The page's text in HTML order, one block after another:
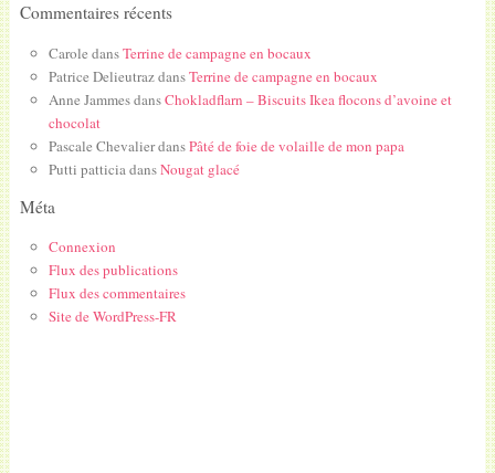
Commentaires récents
Carole dansTerrine de campagne en bocaux
Patrice DelieutrazdansTerrine de campagne en bocaux
Anne JammesdansChokladflarn – Biscuits Ikea flocons d’avoine et
chocolat
Pascale ChevalierdansPâté de foie de volaille de mon papa
Putti patticia dansNougat glacé
Méta
Connexion
Flux des publications
Flux des commentaires
Site de WordPress-FR